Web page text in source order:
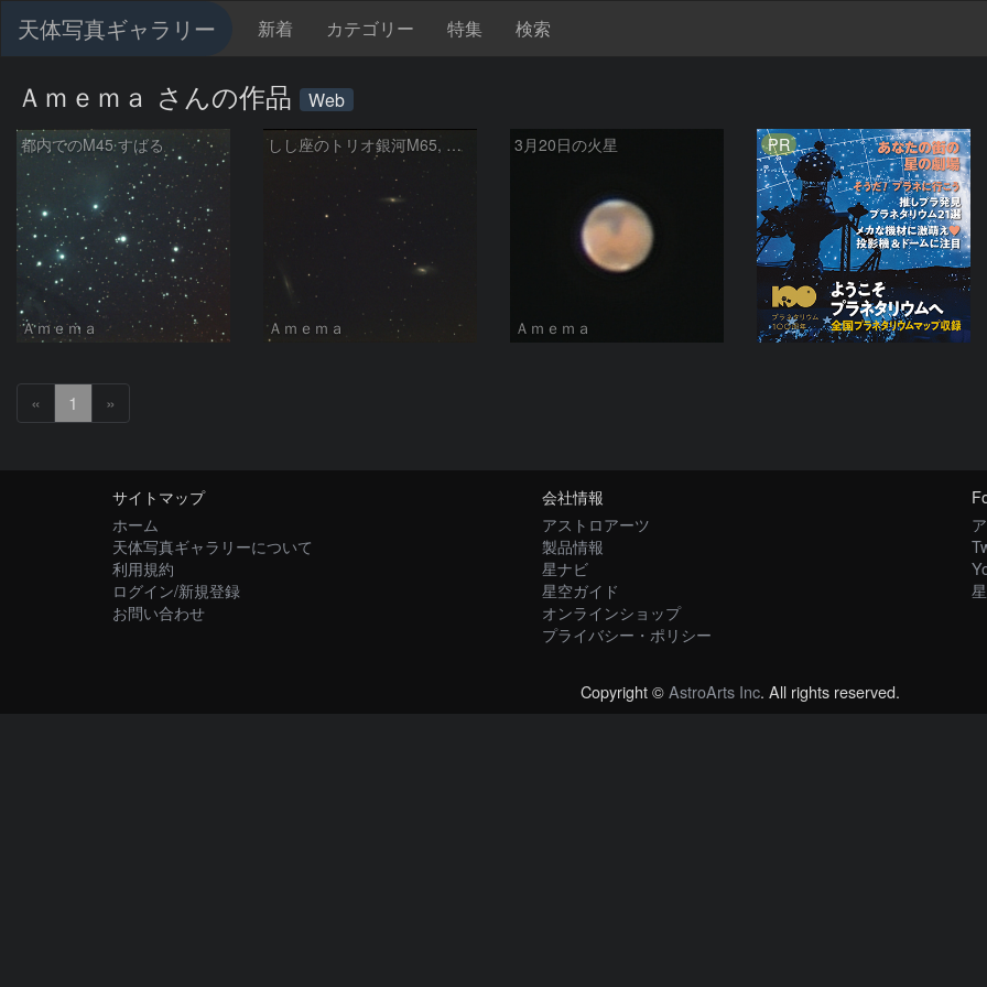
天体写真ギャラリー 新着 カテゴリー 特集 検索
Ａｍｅｍａ さんの作品 Web
都内でのM45 すばる
Ａｍｅｍａ
しし座のトリオ銀河M65, M66 & NGC3628
Ａｍｅｍａ
3月20日の火星
Ａｍｅｍａ
PR
« 1 »
サイトマップ
ホーム
天体写真ギャラリーについて
利用規約
ログイン/新規登録
お問い合わせ
会社情報
アストロアーツ
製品情報
星ナビ
星空ガイド
オンラインショップ
プライバシー・ポリシー
Copyright ©AstroArts Inc. All rights reserved.